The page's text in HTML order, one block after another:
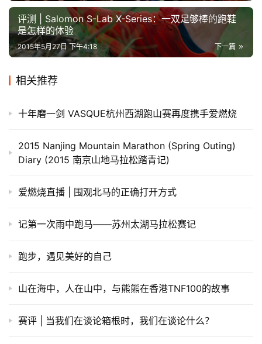
评测 | Salomon S-Lab X-Series：一双足够棒的跑鞋
是怎样的体验
下一篇
2015年5月27日 下午4:18
相关推荐
十年磨一剑 VASQUE杭州西湖跑山赛再度携手爱燃烧
2015 Nanjing Mountain Marathon (Spring Outing)
Diary (​2015 南京山地马拉松踏青记)
爱燃烧直播 | 围观北马的正确打开方式
记第一次雨中跑马——苏州太湖马拉松赛记
跑步，遇见美好的自己
山在海中，人在山中，与熊熊在香港TNF100的故事
赛评 | 当我们在谈论箱根时，我们在谈论什么？